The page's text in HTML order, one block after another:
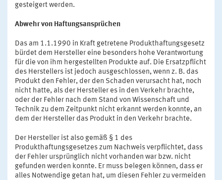
gesteigert werden.
Abwehr von Haftungsansprüchen
Das am 1.1.1990 in Kraft getretene Produkthaftungsgesetz
bürdet dem Hersteller eine besonders hohe Verantwortung
für die von ihm hergestellten Produkte auf. Die Ersatzpflicht
des Herstellers ist jedoch ausgeschlossen, wenn z. B. das
Produkt den Fehler, der den Schaden verursacht hat, noch
nicht hatte, als der Hersteller es in den Verkehr brachte,
oder der Fehler nach dem Stand von Wissenschaft und
Technik zu dem Zeitpunkt nicht erkannt werden konnte, an
dem der Hersteller das Produkt in den Verkehr brachte.
Der Hersteller ist also gemäß § 1 des
Produkthaftungsgesetzes zum Nachweis verpflichtet, dass
der Fehler ursprünglich nicht vorhanden war bzw. nicht
gefunden werden konnte. Er muss belegen können, dass er
alles Notwendige getan hat, um diesen Fehler zu vermeiden